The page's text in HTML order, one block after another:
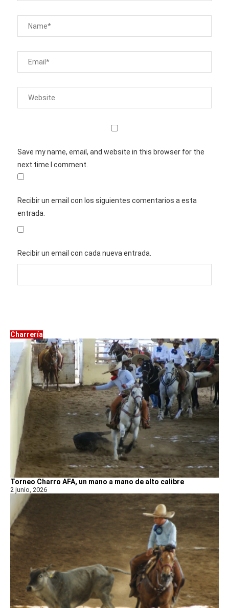
Save my name, email, and website in this browser for the
next time I comment.
Recibir un email con los siguientes comentarios a esta
entrada.
Recibir un email con cada nueva entrada.
Charrería
Torneo Charro AFA, un mano a mano de alto calibre
2 junio, 2026